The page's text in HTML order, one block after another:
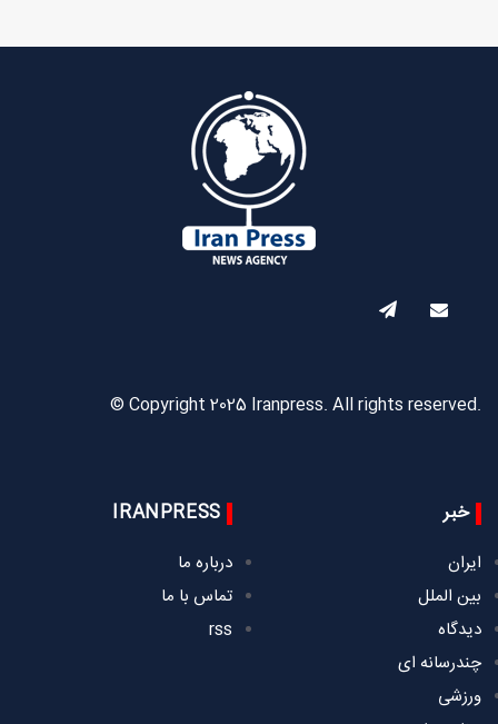
© Copyright 2025 Iranpress. All rights reserved.
خبر
ایران
بین الملل
دیدگاه
چندرسانه ای
ورزشی
IRANPRESS
درباره ما
تماس با ما
rss